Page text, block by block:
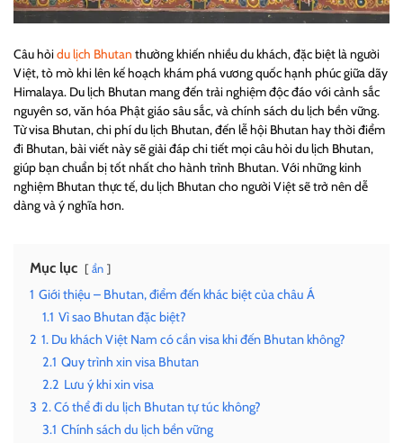
Câu hỏidu lịch Bhutan thường khiến nhiều du khách, đặc biệt là người
Việt, tò mò khi lên kế hoạch khám phá vương quốc hạnh phúc giữa dãy
Himalaya. Du lịch Bhutan mang đến trải nghiệm độc đáo với cảnh sắc
nguyên sơ, văn hóa Phật giáo sâu sắc, và chính sách du lịch bền vững.
Từ visa Bhutan, chi phí du lịch Bhutan, đến lễ hội Bhutan hay thời điểm
đi Bhutan, bài viết này sẽ giải đáp chi tiết mọi câu hỏi du lịch Bhutan,
giúp bạn chuẩn bị tốt nhất cho hành trình Bhutan. Với những kinh
nghiệm Bhutan thực tế, du lịch Bhutan cho người Việt sẽ trở nên dễ
dàng và ý nghĩa hơn.
Mục lục ẩn
1 Giới thiệu – Bhutan, điểm đến khác biệt của châu Á
1.1 Vì sao Bhutan đặc biệt?
2 1. Du khách Việt Nam có cần visa khi đến Bhutan không?
2.1 Quy trình xin visa Bhutan
2.2 Lưu ý khi xin visa
3 2. Có thể đi du lịch Bhutan tự túc không?
3.1 Chính sách du lịch bền vững